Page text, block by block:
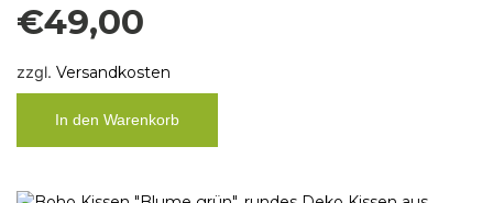
€49,00
zzgl. Versandkosten
In den Warenkorb